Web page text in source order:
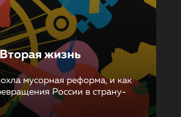
жизнь
мусорная реформа, и как
России в страну-